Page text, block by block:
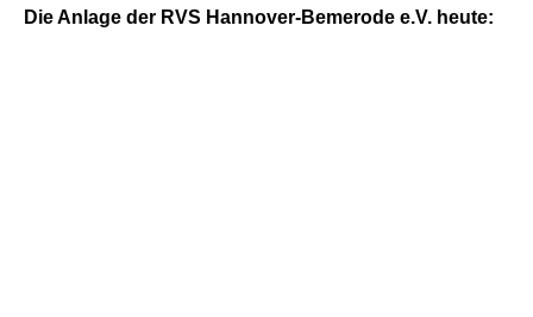
Die Anlage der RVS Hannover-Bemerode e.V. heute: